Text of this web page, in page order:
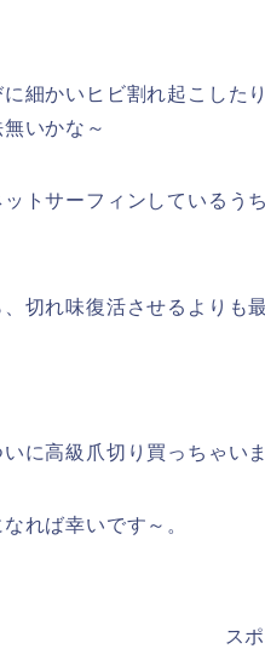
に細かいヒビ割れ起こした
いかな～
ットサーフィンしているう
、切れ味復活させるよりも
に高級爪切り買っちゃい
れば幸いです～。
ス